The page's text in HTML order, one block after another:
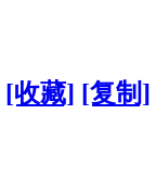
[收藏] [复制]